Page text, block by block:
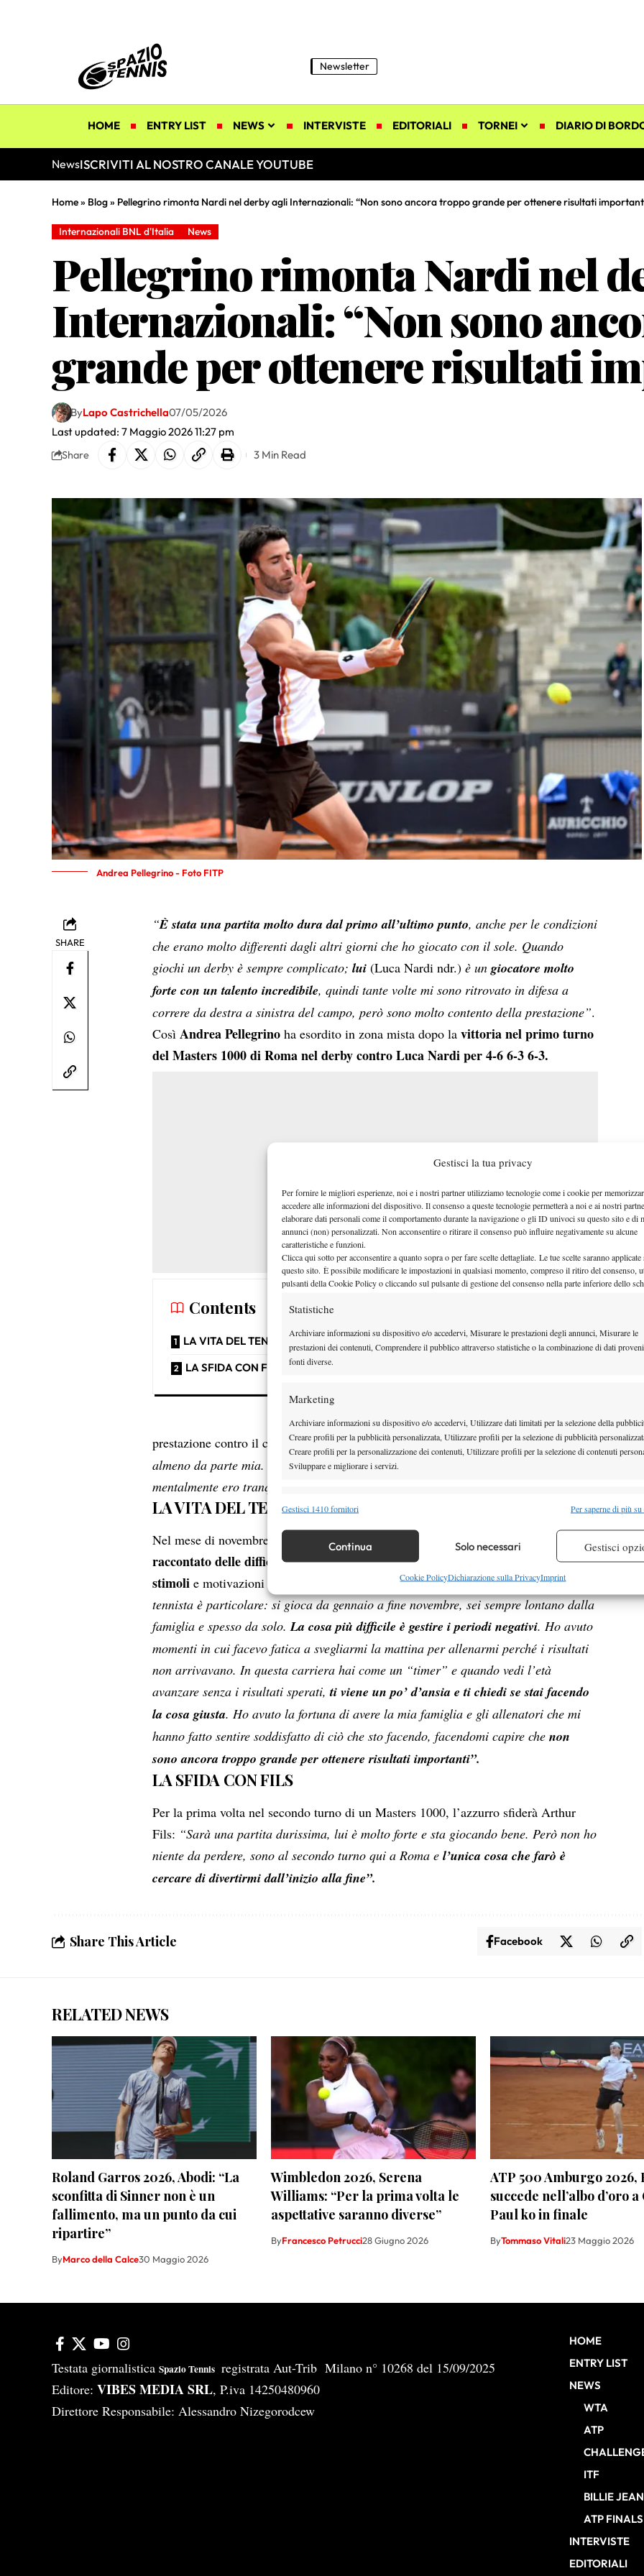
Gestisci la tua privacy
Per fornire le migliori esperienze, noi e i nostri partner utilizziamo tecnologie come i cookie per
accedere alle informazioni del dispositivo. Il consenso a queste tecnologie permetterà a noi e ai nostri
elaborare dati personali come il comportamento durante la navigazione o gli ID univoci su questo sito e di
annunci (non) personalizzati. Non acconsentire o ritirare il consenso può influire negativamente su alcune
caratteristiche e funzioni.
Clicca qui sotto per acconsentire a quanto sopra o per fare scelte dettagliate. Le tue scelte saranno applicate
questo sito. È possibile modificare le impostazioni in qualsiasi momento, compreso il ritiro del consenso,
pulsanti della Cookie Policy o cliccando sul pulsante di gestione del consenso nella parte inferiore dello
Statistiche
Archiviare informazioni su dispositivo e/o accedervi, Misurare le prestazioni degli annunci, Misurare le
prestazioni dei contenuti, Comprendere il pubblico attraverso statistiche o la combinazione di dati
fonti diverse.
Marketing
Archiviare informazioni su dispositivo e/o accedervi, Utilizzare dati limitati per la selezione della
Creare profili per la pubblicità personalizzata, Utilizzare profili per la selezione di pubblicità
Creare profili per la personalizzazione dei contenuti, Utilizzare profili per la selezione di contenuti
Sviluppare e migliorare i servizi.
Funzionalità
Identificare i dispositivi in base alle informazioni trasmesse automaticamente.
Garantire la sicurezza, prevenire e rilevare frodi, correggere errori,
Erogare e presentare pubblicità e contenuto, Salvare e comunicare le
scelte sulla privacy.
Gestisci 1410 fornitori Per saperne di più
Continua Solo necessari Gestisci
Cookie PolicyDichiarazione sulla PrivacyImprint
Newsletter
HOME ENTRY LIST NEWS INTERVISTE EDITORIALI TORNEI DIARIO DI
NewsISCRIVITI AL NOSTRO CANALE YOUTUBE
Home» Blog» Pellegrino rimonta Nardi nel derby agli Internazionali: “Non sono ancora troppo grande per ottenere risultati
Internazionali BNL d'Italia News
Pellegrino rimonta Nardi nel
Internazionali: “Non sono
grande per ottenere risultati
Last updated: 7 Maggio 2026 11:27 pm
ByLapo Castrichella07/05/2026
Share 3 Min Read
Andrea Pellegrino - Foto FITP
SHARE
“È stata una partita molto dura dal primo all’ultimo punto, anche per le condizioni
che erano molto differenti dagli altri giorni che ho giocato con il sole. Quando
giochi un derby è sempre complicato;lui (Luca Nardi ndr.)è ungiocatore molto
forte con un talento incredibile, quindi tante volte mi sono ritrovato in difesa a
correre da destra a sinistra del campo, però sono molto contento della prestazione”.
Così Andrea Pellegrino ha esordito in zona mista dopo lavittoria nel primo turno
del Masters 1000 di Roma nel derby contro Luca Nardi per 4-6 6-3 6-3.
Contents
LA VITA DEL TENNISTA
LA SFIDA CON FILS
Sempre sulla partita, il tennista
di cui è più soddisfatto:“La cosa
che più mi sta piacendo di me
difficoltà”.E ancora sulla
prestazione contro il classe 2003 Nardi:“Credo che il livello sia salito molto,
almeno da parte mia. Nel terzo set mi sentivo veramente bene fisicamente,
mentalmente ero tranquillo e avevo tanta energia”.
LA VITA DEL TENNISTA
Nel mese di novembre aimicrofoni di Spazio Tennis
Andrea Pellegrino aveva
raccontato delle difficoltà incontrate nelle ultime stagioni,
mancanza di
stimoli e motivazioni necessarie per continuare questa quotidianità:“La vita del
tennista è particolare: si gioca da gennaio a fine novembre, sei sempre lontano dalla
famiglia e spesso da solo. La cosa più difficile è gestire i periodi negativi. Ho avuto
momenti in cui facevo fatica a svegliarmi la mattina per allenarmi perché i risultati
non arrivavano. In questa carriera hai come un “timer” e quando vedi l’età
avanzare senza i risultati sperati,ti viene un po’ d’ansia e ti chiedi se stai facendo
la cosa giusta. Ho avuto la fortuna di avere la mia famiglia e gli allenatori che mi
hanno fatto sentire soddisfatto di ciò che sto facendo, facendomi capire chenon
sono ancora troppo grande per ottenere risultati importanti”.
LA SFIDA CON FILS
Per la prima volta nel secondo turno di un Masters 1000, l’azzurro sfiderà Arthur
Fils: “Sarà una partita durissima, lui è molto forte e sta giocando bene. Però non ho
niente da perdere, sono al secondo turno qui a Roma e l’unica cosa che farò è
cercare di divertirmi dall’inizio alla fine”.
Share This Article Facebook
RELATED NEWS
Roland Garros 2026, Abodi: “La
sconfitta di Sinner non è un
fallimento, ma un punto da cui
ripartire”
ByMarco della Calce30 Maggio 2026
Wimbledon 2026, Serena
Williams: “Per la prima volta le
aspettative saranno diverse”
ByFrancesco Petrucci28 Giugno 2026
ATP 500 Amburgo 2026,
succede nell’albo d’oro
Paul ko in finale
ByTommaso Vitali23 Maggio 2026
Testata giornalistica Spazio Tennis registrata Aut-Trib Milano n° 10268 del 15/09/2025
Editore: VIBES MEDIA SRL, P.iva 14250480960
Direttore Responsabile: Alessandro Nizegorodcew
HOME
ENTRY LIST
NEWS
WTA
ATP
ITF
BILLIE
ATP FINALS
INTERVISTE
EDITORIALI